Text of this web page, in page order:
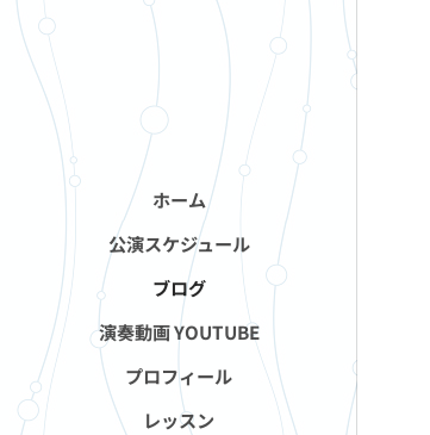
ホーム
公演スケジュール
ブログ
演奏動画 YOUTUBE
プロフィール
レッスン